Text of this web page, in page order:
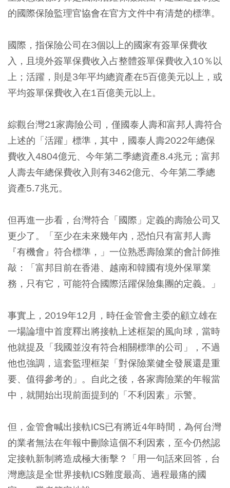
的國際保險監理官協會在官方文件中有清楚的標準。
國際，指保險公司在3個以上的國家有簽單保費收
入，且境外簽單保費收入占整體簽單保費收入10％以
上；活躍，則是3年平均總資產在5百億美元以上，或
平均簽單保費收入在1百億美元以上。
綜觀台灣21家壽險公司，僅國泰人壽和富邦人壽符合
上述的「活躍」標準，其中，國泰人壽2022年總保
費收入4804億元、今年第二季總資產8.4兆元；富邦
人壽去年總保費收入則有3462億元、今年第二季總
資產5.7兆元。
但再進一步看，台灣符合「國際」定義的壽險公司又
更少了。「至少在未來幾年內，恐怕只有富邦人壽
『有機會』符合標準，」一位熟悉壽險業的會計師推
敲：「富邦目前在香港、越南和韓國有境外保單業
務，只有它，可能符合國際活躍保險集團的定義。」
事實上，2019年12月，時任金管會主委的顧立雄在
一場論壇中首度釋出將接軌上述框架的風向球，當時
他就提及「我國並沒有符合相關標準的公司」，不過
他也強調，這套監理框架「對保險業健全發展還是重
要、值得參考的」。自此之後，各家壽險業的年報當
中，就開始出現前面提到的「不利因素」示警。
但，金管會喊出接軌ICS已有將近4年時間，為何台灣
的業者無法在年報中刪除這個不利因素，至今仍然認
定接軌新制將造成極大衝擊？「用一句話來回答，台
灣應該是全世界接軌ICS難度最高、過程最痛的國